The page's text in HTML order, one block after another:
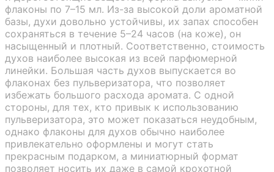
флаконы по 7–15 мл. Из-за высокой доли ароматной
базы, духи довольно устойчивы, их запах способен
сохраняться в течение 5–24 часов (на коже), он
насыщенный и плотный. Соответственно, стоимость
духов наиболее высокая из всей парфюмерной
линейки. Большая часть духов выпускается во
флаконах без пульверизатора, что позволяет
избежать большого расхода аромата. С одной
стороны, для тех, кто привык к использованию
пульверизатора, это может показаться неудобным,
однако флаконы для духов обычно наиболее
привлекательно оформлены и могут стать
прекрасным подарком, а миниатюрный формат
позволяет носить их даже в самой крохотной